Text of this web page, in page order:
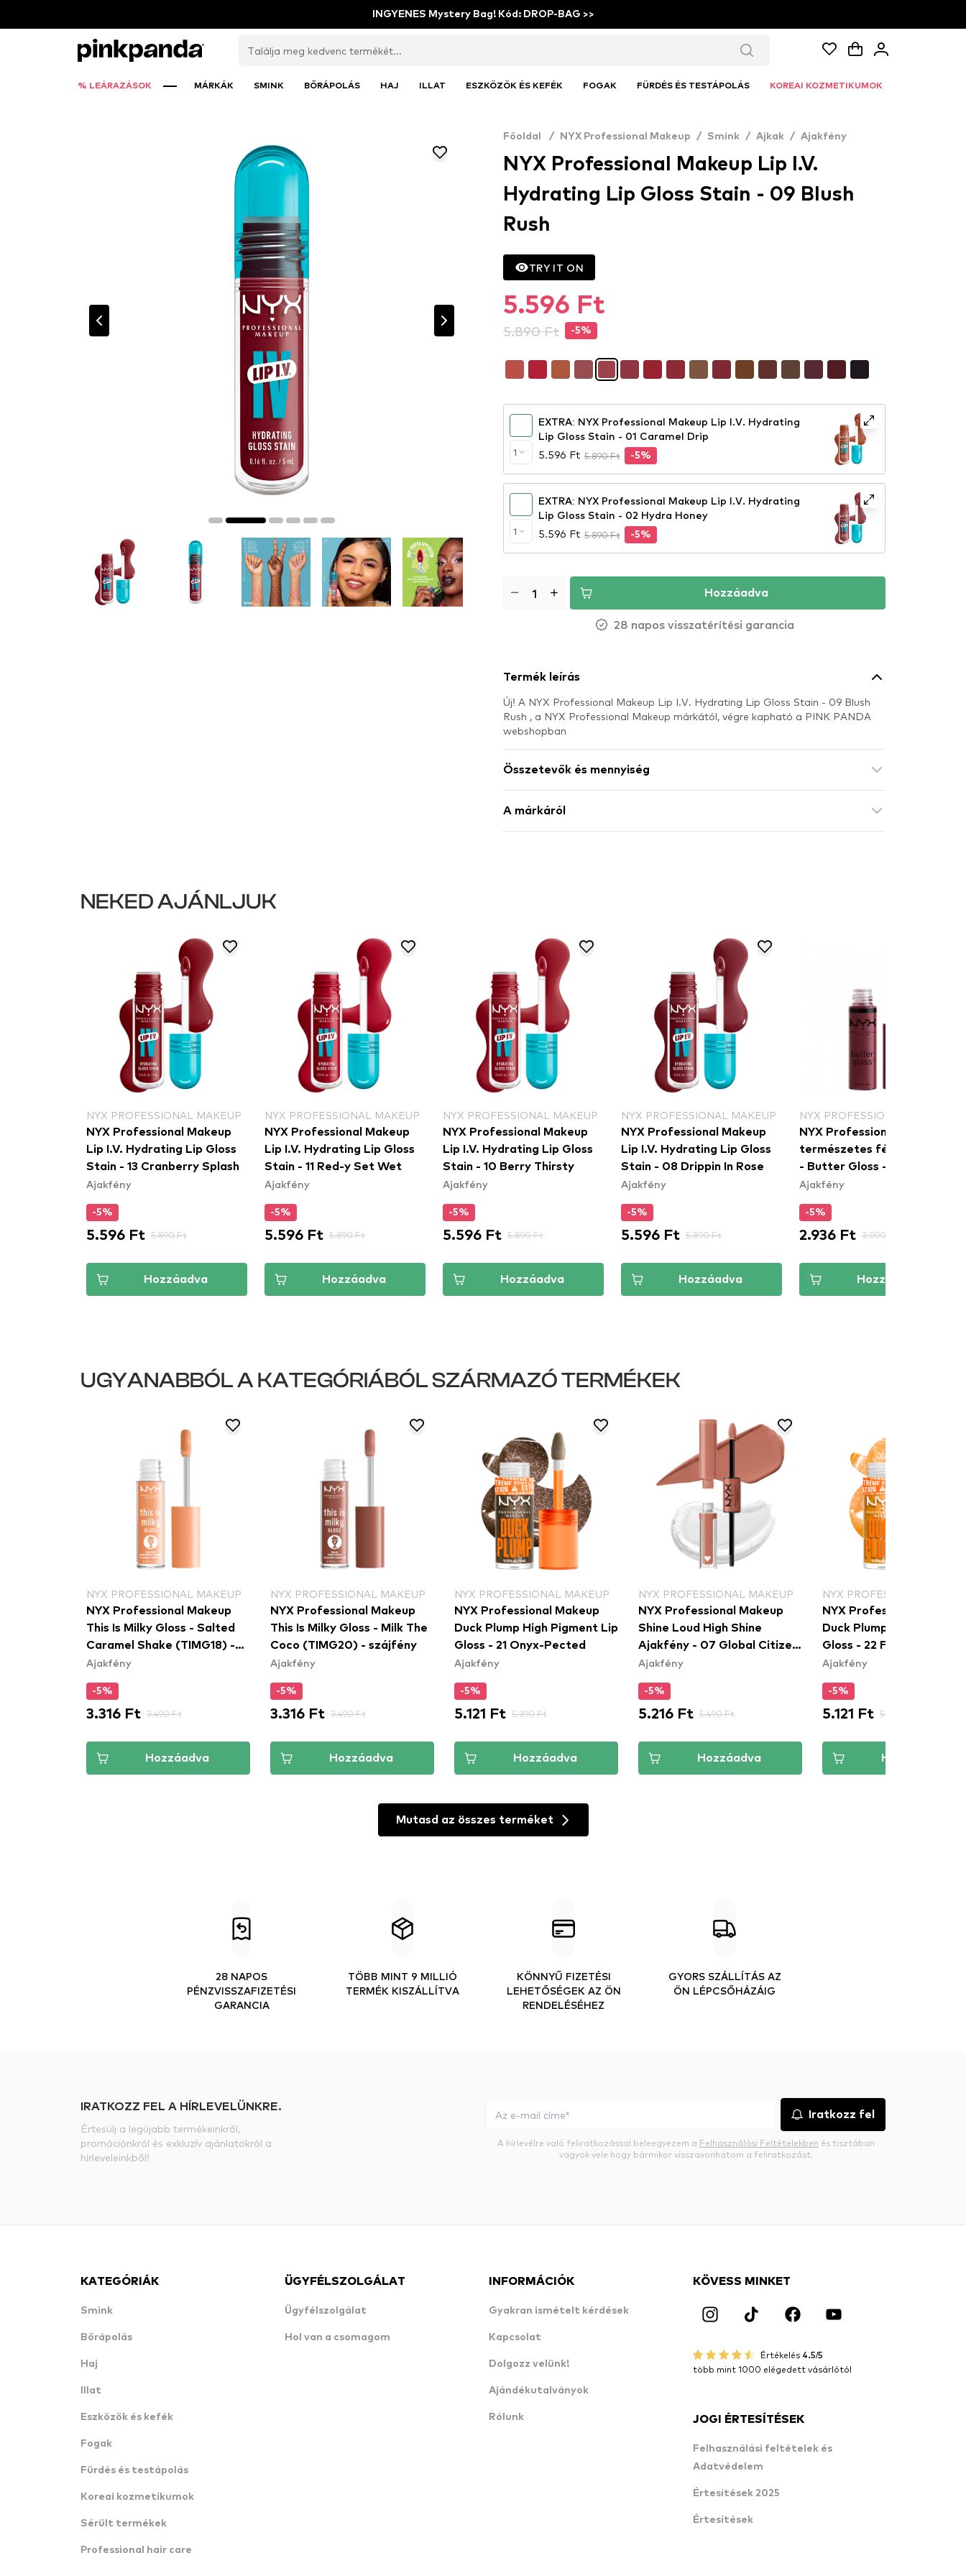
INGYENES Mystery Bag! Kód: DROP-BAG >>
% LEÁRAZÁSOK MÁRKÁK SMINK BŐRÁPOLÁS HAJ ILLAT ESZKÖZÖK ÉS KEFÉK FOGAK FÜRDÉS ÉS TESTÁPOLÁS KOREAI KOZMETIKUMOK
Főoldal / NYX Professional Makeup / Smink / Ajkak / Ajakfény
NYX Professional Makeup Lip I.V.
Hydrating Lip Gloss Stain - 09 Blush
Rush
TRY IT ON
5.596 Ft
5.890 Ft -5%
1
EXTRA: NYX Professional Makeup Lip I.V. Hydrating
Lip Gloss Stain - 01 Caramel Drip
5.596 Ft 5.890 Ft -5%
1
EXTRA: NYX Professional Makeup Lip I.V. Hydrating
Lip Gloss Stain - 02 Hydra Honey
5.596 Ft 5.890 Ft -5%
Hozzáadva
28 napos visszatérítési garancia
Termék leírás
Új! A NYX Professional Makeup Lip I.V. Hydrating Lip Gloss Stain - 09 Blush
Rush , a NYX Professional Makeup márkától, végre kapható a PINK PANDA
webshopban
Összetevők és mennyiség
A márkáról
NEKED AJÁNLJUK
NYX PROFESSIONAL MAKEUP
NYX Professional Makeup
Lip I.V. Hydrating Lip Gloss
Stain - 13 Cranberry Splash
Ajakfény
-5%
5.596 Ft 5.890 Ft
Hozzáadva
NYX PROFESSIONAL MAKEUP
NYX Professional Makeup
Lip I.V. Hydrating Lip Gloss
Stain - 11 Red-y Set Wet
Ajakfény
-5%
5.596 Ft 5.890 Ft
Hozzáadva
NYX PROFESSIONAL MAKEUP
NYX Professional Makeup
Lip I.V. Hydrating Lip Gloss
Stain - 10 Berry Thirsty
Ajakfény
-5%
5.596 Ft 5.890 Ft
Hozzáadva
NYX PROFESSIONAL MAKEUP
NYX Professional Makeup
Lip I.V. Hydrating Lip Gloss
Stain - 08 Drippin In Rose
Ajakfény
-5%
5.596 Ft 5.890 Ft
Hozzáadva
NYX PROFESSIONAL MAKEUP
NYX Professional Makeup
természetes fényű szájfény
- Butter Gloss – Devil's
Food Cake (BLG22)
Ajakfény
-5%
2.936 Ft 3.090 Ft
Hozzáadva
UGYANABBÓL A KATEGÓRIÁBÓL SZÁRMAZÓ TERMÉKEK
NYX PROFESSIONAL MAKEUP
NYX Professional Makeup
This Is Milky Gloss - Salted
Caramel Shake (TIMG18) -
szájfény
Ajakfény
-5%
3.316 Ft 3.490 Ft
Hozzáadva
NYX PROFESSIONAL MAKEUP
NYX Professional Makeup
This Is Milky Gloss - Milk The
Coco (TIMG20) - szájfény
Ajakfény
-5%
3.316 Ft 3.490 Ft
Hozzáadva
NYX PROFESSIONAL MAKEUP
NYX Professional Makeup
Duck Plump High Pigment Lip
Gloss - 21 Onyx-Pected
Ajakfény
-5%
5.121 Ft 5.390 Ft
Hozzáadva
NYX PROFESSIONAL MAKEUP
NYX Professional Makeup
Shine Loud High Shine
Ajakfény - 07 Global Citizen
(SHLP07)
Ajakfény
-5%
5.216 Ft 5.490 Ft
Hozzáadva
NYX PROFESSIONAL
NYX Professional
Duck Plump High
Gloss - 22 Flippin' Slime
Ajakfény
-5%
5.121 Ft 5.390 Ft
Hozzáadva
Mutasd az összes terméket
28 NAPOS
PÉNZVISSZAFIZETÉSI
GARANCIA
TÖBB MINT 9 MILLIÓ
TERMÉK KISZÁLLÍTVA
KÖNNYŰ FIZETÉSI
LEHETŐSÉGEK AZ ÖN
RENDELÉSÉHEZ
GYORS SZÁLLÍTÁS AZ
ÖN LÉPCSŐHÁZÁIG
IRATKOZZ FEL A HÍRLEVELÜNKRE.
Értesülj a legújabb termékeinkről,
promóciónkról és exkluzív ajánlatokról a
hírleveleinkből!
Iratkozz fel
A hírlevélre való feliratkozással beleegyezem a Felhasználási Feltételekben és tisztában
vagyok vele hogy bármikor visszavonhatom a feliratkozást.
KATEGÓRIÁK
Smink
Bőrápolás
Haj
Illat
Eszközök és kefék
Fogak
Fürdés és testápolás
Koreai kozmetikumok
Sérült termékek
Professional hair care
ÜGYFÉLSZOLGÁLAT
Ügyfélszolgálat
Hol van a csomagom
INFORMÁCIÓK
Gyakran ismételt kérdések
Kapcsolat
Dolgozz velünk!
Ajándékutalványok
Rólunk
KÖVESS MINKET
Értékelés 4.5/5
több mint 1000 elégedett vásárlótól
JOGI ÉRTESÍTÉSEK
Felhasználási feltételek és
Adatvédelem
Értesítések 2025
Értesítések